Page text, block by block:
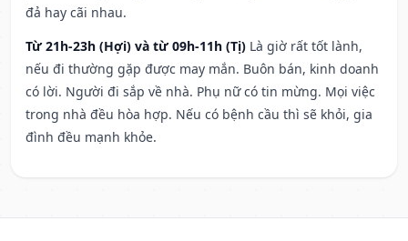
đả hay cãi nhau.
Từ 21h-23h (Hợi) và từ 09h-11h (Tị) Là giờ rất tốt lành,
nếu đi thường gặp được may mắn. Buôn bán, kinh doanh
có lời. Người đi sắp về nhà. Phụ nữ có tin mừng. Mọi việc
trong nhà đều hòa hợp. Nếu có bệnh cầu thì sẽ khỏi, gia
đình đều mạnh khỏe.